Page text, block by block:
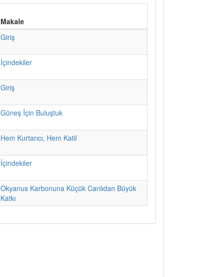
Makale
Giriş
İçindekiler
Giriş
Güneş İçin Buluştuk
Hem Kurtarıcı, Hem Katil
İçindekiler
Okyanus Karbonuna Küçük Canlıdan Büyük
Katkı